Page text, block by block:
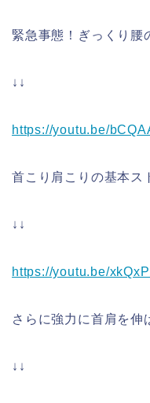
緊急事態！ぎっくり腰
↓↓
https://youtu.be/
首こり肩こりの基本ス
↓↓
https://youtu.be/
さらに強力に首肩を伸
↓↓